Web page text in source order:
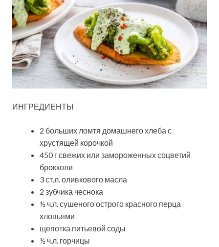
ИНГРЕДИЕНТЫ
2 больших ломтя домашнего хлеба с
хрустящей корочкой
450 г свежих или замороженных соцветий
брокколи
3 ст.л. оливкового масла
2 зубчика чеснока
½ ч.л. сушеного острого красного перца
хлопьями
щепотка питьевой соды
½ ч.л. горчицы